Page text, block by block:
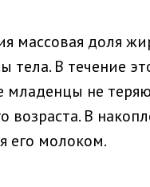
массовая доля
В течение
младенцы не
возраста. В
его молоком.